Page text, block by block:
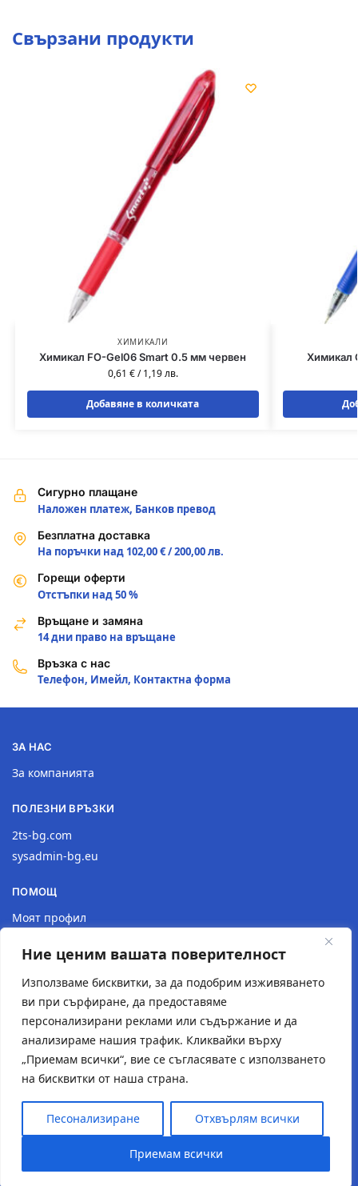
Ние ценим вашата поверителност
Използваме бисквитки, за да подобрим изживяването
ви при сърфиране, да предоставяме
персонализирани реклами или съдържание и да
анализираме нашия трафик. Кликвайки върху
„Приемам всички“, вие се съгласявате с използването
на бисквитки от наша страна.
Песонализиране Отхвърлям всички
Приемам всички
Свързани продукти
ХИМИКАЛИ
Химикал FO-Gel06 Smart 0.5 мм червен
0,61 €/1,19лв.
Добавяне в количката
Химикал
Сигурно плащане
Наложен платеж, Банков превод
Безплатна доставка
На поръчки над 102,00 € / 200,00 лв.
Горещи оферти
Отстъпки над 50 %
Връщане и замяна
14 дни право на връщане
Връзка с нас
Телефон, Имейл, Контактна форма
ЗА НАС
За компанията
ПОЛЕЗНИ ВРЪЗКИ
2ts-bg.com
sysadmin-bg.eu
ПОМОЩ
Моят профил
Връщане на продукт
Политика за поверителност
КОНТАКТИ
Местоположение
Контактна форма
Имейл: 2tsstudio1@gmail.com
Тел.: 0877 30 40 18
© Създаден от